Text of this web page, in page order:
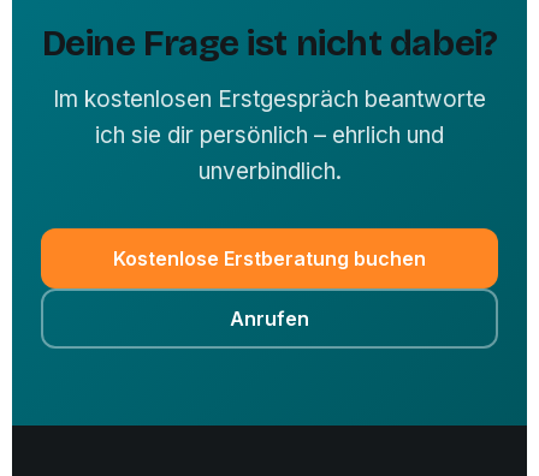
Deine Frage ist nicht dabei?
Im kostenlosen Erstgespräch beantworte
ich sie dir persönlich – ehrlich und
unverbindlich.
Kostenlose Erstberatung buchen
Anrufen